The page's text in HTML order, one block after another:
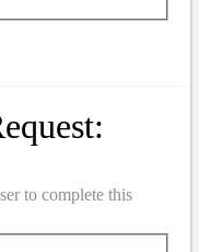
to complete this